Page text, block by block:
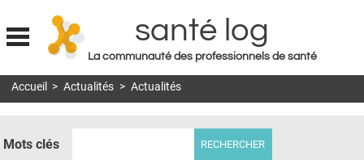
Jump to navigation
santé log
La communauté des professionnels de santé
MON COMPTE
Accueil > Actualités > Actualités
Mots clés